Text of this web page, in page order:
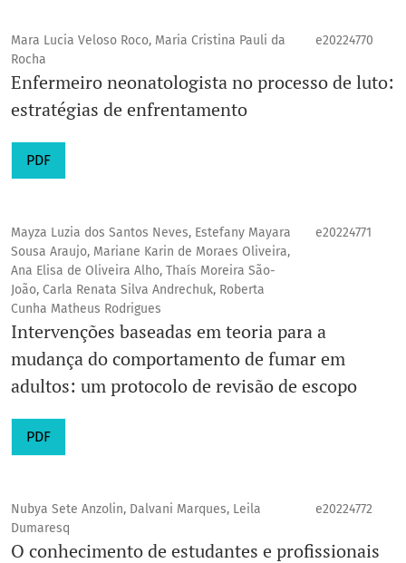
Mara Lucia Veloso Roco, Maria Cristina Pauli da
Rocha
e20224770
Enfermeiro neonatologista no processo de luto:
estratégias de enfrentamento
PDF
Mayza Luzia dos Santos Neves, Estefany Mayara
Sousa Araujo, Mariane Karin de Moraes Oliveira,
Ana Elisa de Oliveira Alho, Thaís Moreira São-
João, Carla Renata Silva Andrechuk, Roberta
Cunha Matheus Rodrigues
e20224771
Intervenções baseadas em teoria para a
mudança do comportamento de fumar em
adultos: um protocolo de revisão de escopo
PDF
Nubya Sete Anzolin, Dalvani Marques, Leila
Dumaresq
e20224772
O conhecimento de estudantes e profissionais